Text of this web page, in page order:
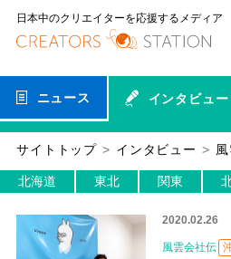
日本中のクリエイターを応援するメディア
ニュース インタビュー
サイトトップ インタビュー
北海道 東北 関東
2020.02.26
風雲会社伝